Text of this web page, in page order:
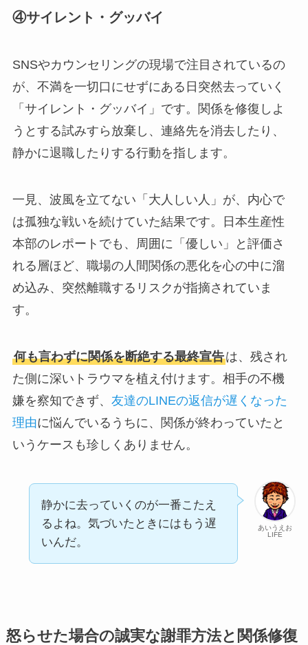
④サイレント・グッバイ
SNSやカウンセリングの現場で注目されているの
が、不満を一切口にせずにある日突然去っていく
「サイレント・グッバイ」です。関係を修復しよ
うとする試みすら放棄し、連絡先を消去したり、
静かに退職したりする行動を指します。
一見、波風を立てない「大人しい人」が、内心で
は孤独な戦いを続けていた結果です。日本生産性
本部のレポートでも、周囲に「優しい」と評価さ
れる層ほど、職場の人間関係の悪化を心の中に溜
め込み、突然離職するリスクが指摘されていま
す。
何も言わずに関係を断絶する最終宣告は、残され
た側に深いトラウマを植え付けます。相手の不機
嫌を察知できず、 友達のLINEの返信が遅くなった
理由に悩んでいるうちに、関係が終わっていたと
いうケースも珍しくありません。
あいうえお
LIFE
静かに去っていくのが一番こたえ
るよね。気づいたときにはもう遅
いんだ。
怒らせた場合の誠実な謝罪方法と関係修復